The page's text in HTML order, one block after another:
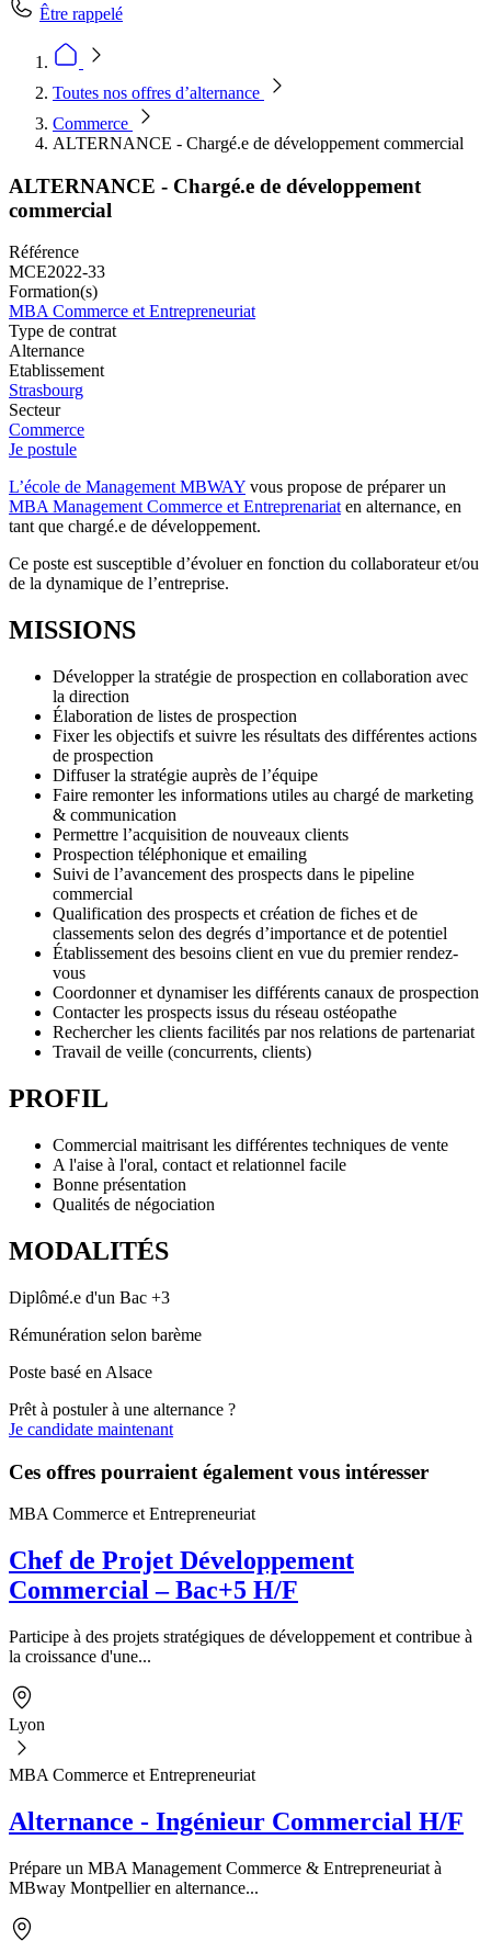
Être rappelé
Toutes nos offres d’alternance
Commerce
ALTERNANCE - Chargé.e de développement commercial
ALTERNANCE - Chargé.e de développement
commercial
Référence
MCE2022-33
Formation(s)
MBA Commerce et Entrepreneuriat
Type de contrat
Alternance
Etablissement
Strasbourg
Secteur
Commerce
Je postule
L’école de Management MBWAY vous propose de préparer un
MBA Management Commerce et Entreprenariaten alternance, en
tant que chargé.e de développement.
Ce poste est susceptible d’évoluer en fonction du collaborateur et/ou
de la dynamique de l’entreprise.
MISSIONS
Développer la stratégie de prospection en collaboration avec
la direction
Élaboration de listes de prospection
Fixer les objectifs et suivre les résultats des différentes actions
de prospection
Diffuser la stratégie auprès de l’équipe
Faire remonter les informations utiles au chargé de marketing
& communication
Permettre l’acquisition de nouveaux clients
Prospection téléphonique et emailing
Suivi de l’avancement des prospects dans le pipeline
commercial
Qualification des prospects et création de fiches et de
classements selon des degrés d’importance et de potentiel
Établissement des besoins client en vue du premier rendez-
vous
Coordonner et dynamiser les différents canaux de prospection
Contacter les prospects issus du réseau ostéopathe
Rechercher les clients facilités par nos relations de partenariat
Travail de veille (concurrents, clients)
PROFIL
Commercial maitrisant les différentes techniques de vente
A l'aise à l'oral, contact et relationnel facile
Bonne présentation
Qualités de négociation
MODALITÉS
Diplômé.e d'un Bac +3
Rémunération selon barème
Poste basé en Alsace
Prêt à postuler à une alternance ?
Je candidate maintenant
Ces offres pourraient également vous intéresser
MBA Commerce et Entrepreneuriat
Chef de Projet Développement
Commercial – Bac+5 H/F
Participe à des projets stratégiques de développement et contribue à
la croissance d'une...
Lyon
MBA Commerce et Entrepreneuriat
Alternance - Ingénieur Commercial H/F
Prépare un MBA Management Commerce & Entrepreneuriat à
MBway Montpellier en alternance...